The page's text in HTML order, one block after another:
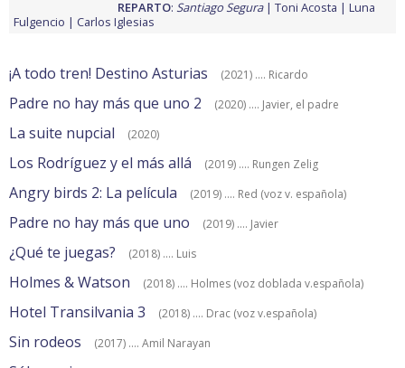
REPARTO: Santiago Segura Toni Acosta
Luna
Fulgencio
Carlos Iglesias
¡A todo tren! Destino Asturias (2021) .... Ricardo
Padre no hay más que uno 2 (2020) .... Javier, el padre
La suite nupcial (2020)
Los Rodríguez y el más allá (2019) .... Rungen Zelig
Angry birds 2: La película (2019) .... Red (voz v. española)
Padre no hay más que uno (2019) .... Javier
¿Qué te juegas? (2018) .... Luis
Holmes & Watson (2018) .... Holmes (voz doblada v.española)
Hotel Transilvania 3 (2018) .... Drac (voz v.española)
Sin rodeos (2017) .... Amil Narayan